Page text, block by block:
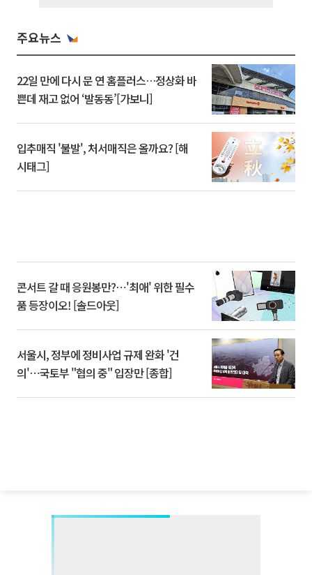
주요뉴스
22일 만에 다시 문 연 홈플러스…정상화 바
쁜데 재고 없어 ‘발동동’[가보니]
입추매직 '불발', 처서매직은 올까요? [해
시태그]
콘서트 갈 때 응원봉만?⋯'최애' 위한 필수
품 등장이오! [솔드아웃]
서울시, 정부에 정비사업 규제 완화 '건
의'⋯국토부 "협의 중" 입장만 [종합]